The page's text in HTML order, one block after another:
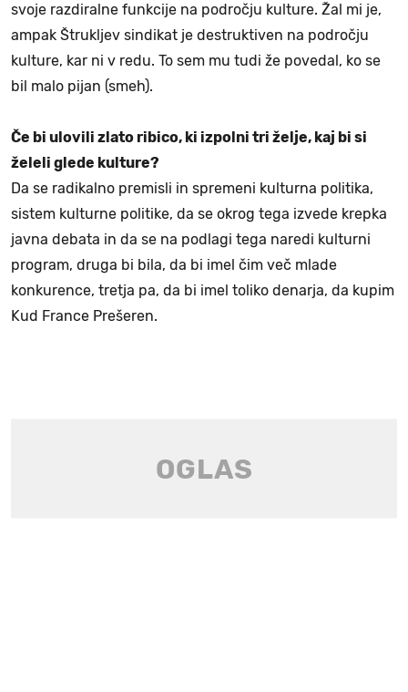
svoje razdiralne funkcije na področju kulture. Žal mi je,
ampak Štrukljev sindikat je destruktiven na področju
kulture, kar ni v redu. To sem mu tudi že povedal, ko se
bil malo pijan (smeh).
Če bi ulovili zlato ribico, ki izpolni tri želje, kaj bi si
želeli glede kulture?
Da se radikalno premisli in spremeni kulturna politika,
sistem kulturne politike, da se okrog tega izvede krepka
javna debata in da se na podlagi tega naredi kulturni
program, druga bi bila, da bi imel čim več mlade
konkurence, tretja pa, da bi imel toliko denarja, da kupim
Kud France Prešeren.